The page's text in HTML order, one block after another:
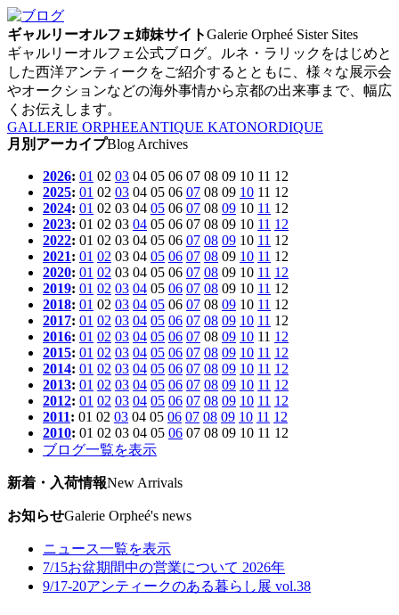
ギャルリーオルフェ姉妹サイトGalerie Orpheé Sister Sites
ギャルリーオルフェ公式ブログ。ルネ・ラリックをはじめと
した西洋アンティークをご紹介するとともに、様々な展示会
やオークションなどの海外事情から京都の出来事まで、幅広
くお伝えします。
GALLERIE ORPHEEANTIQUE KATONORDIQUE
月別アーカイプBlog Archives
2026: 01 02 03 04 05 06 07 08 09 10 11 12
2025: 01 02 03 04 05 06 07 08 09 10 11 12
2024: 01 02 03 04 05 06 07 08 09 10 11 12
2023: 01 02 03 04 05 06 07 08 09 10 11 12
2022: 01 02 03 04 05 06 07 08 09 10 11 12
2021: 01 02 03 04 05 06 07 08 09 10 11 12
2020: 01 02 03 04 05 06 07 08 09 10 11 12
2019: 01 02 03 04 05 06 07 08 09 10 11 12
2018: 01 02 03 04 05 06 07 08 09 10 11 12
2017: 01 02 03 04 05 06 07 08 09 10 11 12
2016: 01 02 03 04 05 06 07 08 09 10 11 12
2015: 01 02 03 04 05 06 07 08 09 10 11 12
2014: 01 02 03 04 05 06 07 08 09 10 11 12
2013: 01 02 03 04 05 06 07 08 09 10 11 12
2012: 01 02 03 04 05 06 07 08 09 10 11 12
2011: 01 02 03 04 05 06 07 08 09 10 11 12
2010: 01 02 03 04 05 06 07 08 09 10 11 12
ブログ一覧を表示
新着・入荷情報New Arrivals
お知らせGalerie Orpheé's news
ニュース一覧を表示
7/15お盆期間中の営業について 2026年
9/17-20アンティークのある暮らし展 vol.38